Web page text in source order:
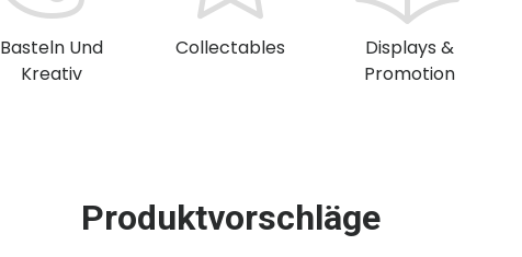
Basteln Und
Kreativ
Collectables
Displays &
Promotion
Produktvorschläge